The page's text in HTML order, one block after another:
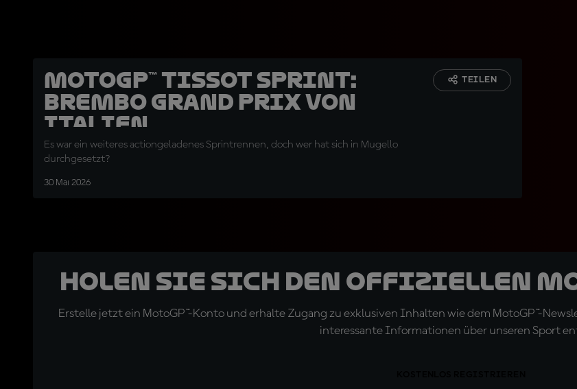
MotoGP™ Tissot Sprint:
Brembo Grand Prix von
Italien
Es war ein weiteres actiongeladenes Sprintrennen, doch wer hat sich in Mugello
durchgesetzt?
30 Mai 2026
TEILEN
Holen Sie sich den offiziellen
Erstelle jetzt ein MotoGP™-Konto und erhalte Zugang zu exklusiven Inhalten wie dem MotoGP™-
interessante Informationen über unseren Sport